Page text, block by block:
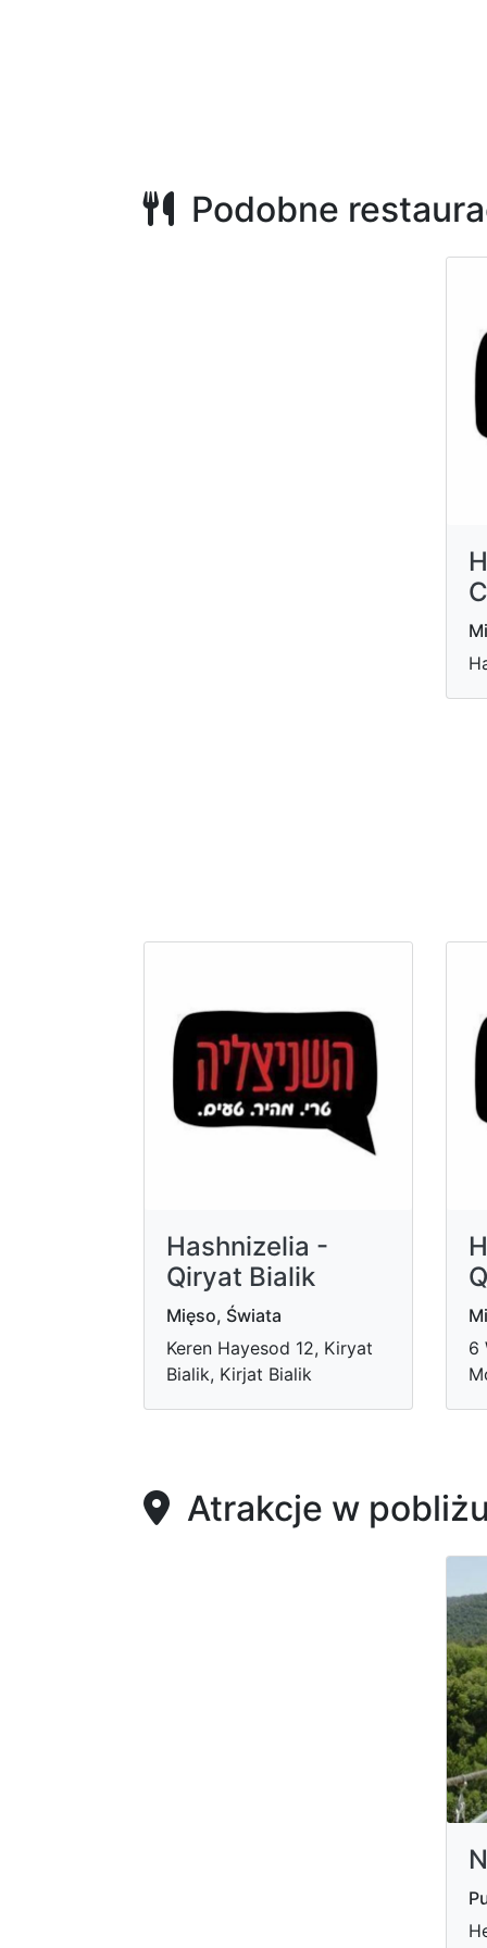
Podobne
Hashnizelia -
Qiryat Bialik
Mięso, Świata
Keren Hayesod 12, Kiryat
Bialik, Kirjat Bialik
6
Atrakcje w